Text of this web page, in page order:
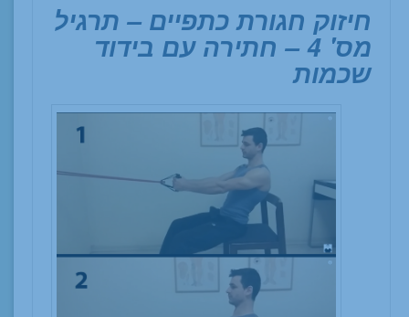
חיזוק חגורת כתפיים – תרגיל
מס' 4 – חתירה עם בידוד
שכמות